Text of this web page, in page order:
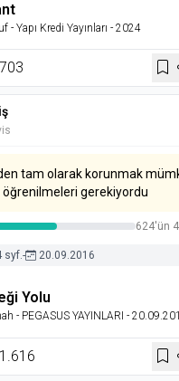
- Yapı Kredi Yayınları - 2024
703
tam olarak korunmak
öğrenilmeleri gerekiyordu
624'ün
syf.- 20.09.2016
Yolu
- PEGASUS YAYINLARI -
1.616